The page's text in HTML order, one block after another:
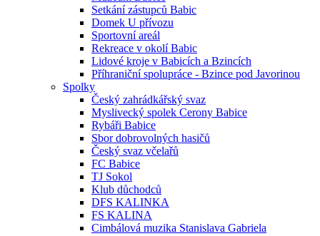
Setkání zástupců Babic
Domek U přívozu
Sportovní areál
Rekreace v okolí Babic
Lidové kroje v Babicích a Bzincích
Příhraniční spolupráce - Bzince pod Javorinou
Spolky
Český zahrádkářský svaz
Myslivecký spolek Cerony Babice
Rybáři Babice
Sbor dobrovolných hasičů
Český svaz včelařů
FC Babice
TJ Sokol
Klub důchodců
DFS KALINKA
FS KALINA
Cimbálová muzika Stanislava Gabriela